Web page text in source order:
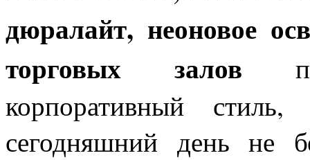
дюралайт, неоновое
торговых залов
корпоративный
сегодняшний день не